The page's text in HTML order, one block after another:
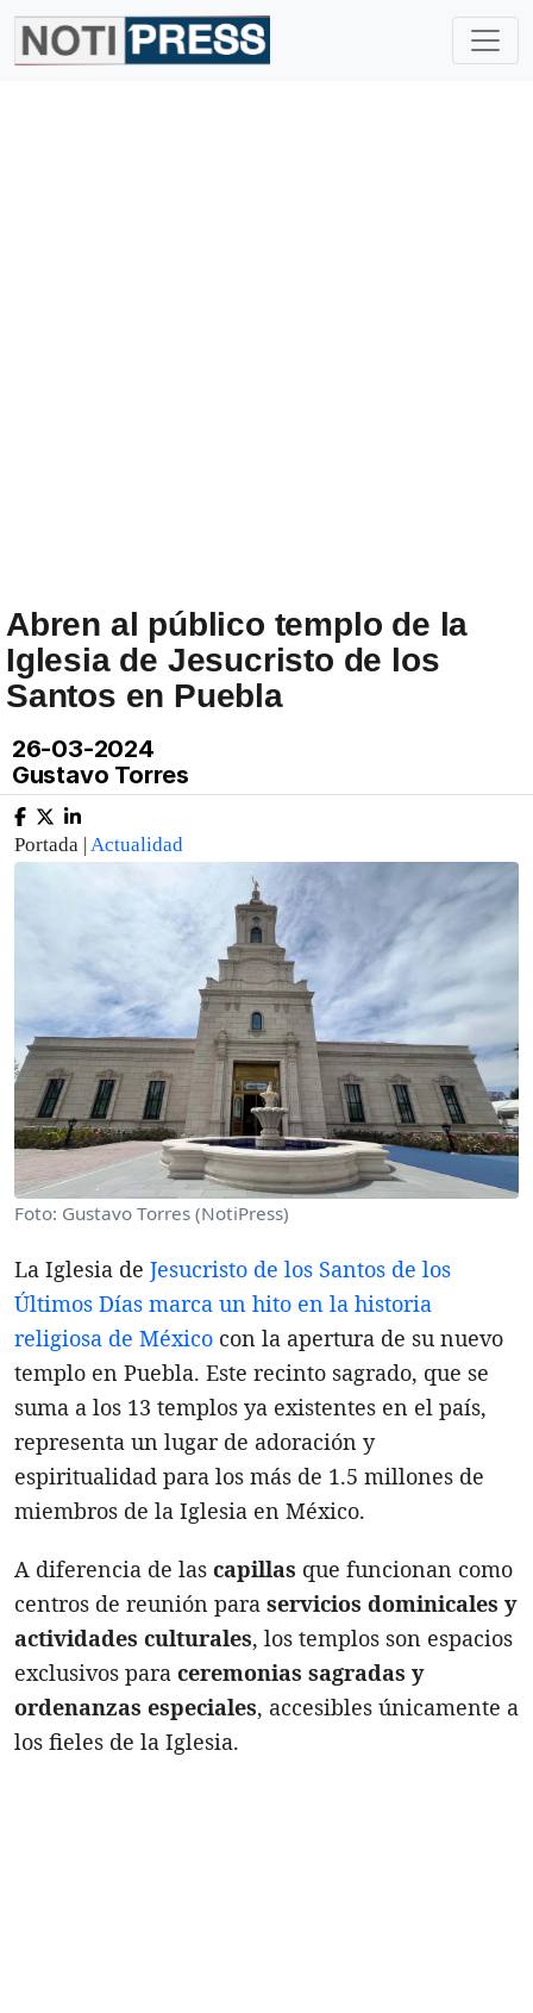
Abren al público templo de la
Iglesia de Jesucristo de los
Santos en Puebla
26-03-2024
Gustavo Torres
Portada |Actualidad
Foto: Gustavo Torres (NotiPress)
La Iglesia de Jesucristo de los Santos de los
Últimos Días marca un hito en la historia
religiosa de México con la apertura de su nuevo
templo en Puebla. Este recinto sagrado, que se
suma a los 13 templos ya existentes en el país,
representa un lugar de adoración y
espiritualidad para los más de 1.5 millones de
miembros de la Iglesia en México.
A diferencia de las capillas que funcionan como
centros de reunión para servicios dominicales y
actividades culturales, los templos son espacios
exclusivos para ceremonias sagradas y
ordenanzas especiales, accesibles únicamente a
los fieles de la Iglesia.